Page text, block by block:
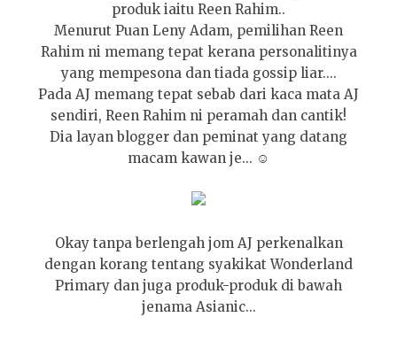
produk iaitu Reen Rahim..
Menurut Puan Leny Adam, pemilihan Reen
Rahim ni memang tepat kerana personalitinya
yang mempesona dan tiada gossip liar....
Pada AJ memang tepat sebab dari kaca mata AJ
sendiri, Reen Rahim ni peramah dan cantik!
Dia layan blogger dan peminat yang datang
macam kawan je... ☺
Okay tanpa berlengah jom AJ perkenalkan
dengan korang tentang syakikat Wonderland
Primary dan juga produk-produk di bawah
jenama Asianic...